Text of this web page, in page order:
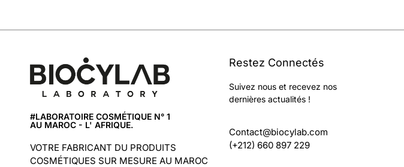
#LABORATOIRE COSMÉTIQUE N° 1
AU MAROC - L' AFRIQUE.
VOTRE FABRICANT DU PRODUITS
COSMÉTIQUES SUR MESURE AU MAROC
Restez Connectés
Suivez nous et recevez nos
dernières actualités !
Contact@biocylab.com
(+212) 660 897 229